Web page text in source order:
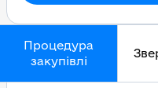
Процедура
закупівлі